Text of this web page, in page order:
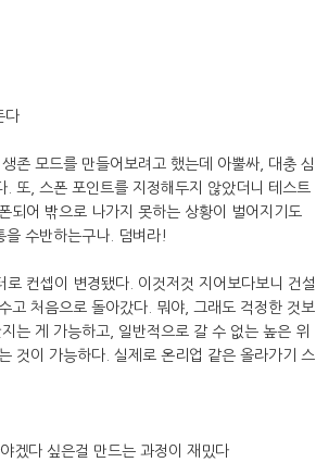
다
존 모드를 만들어보려고 했는데 아뿔싸, 대충 심
또, 스폰 포인트를 지정해두지 않았더니 테스트
되어 밖으로 나가지 못하는 상황이 벌어지기도
을 수반하는구나. 덤벼라!
컨셉이 변경됐다. 이것저것 지어보다보니 건설
고 처음으로 돌아갔다. 뭐야, 그래도 걱정한 것보
는 게 가능하고, 일반적으로 갈 수 없는 높은 위
것이 가능하다. 실제로 온리업 같은 올라가기 스
겠다 싶은걸 만드는 과정이 재밌다